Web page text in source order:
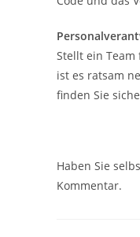
Stellt ein
ist es ratsam
finden Sie
Haben Sie
Kommentar.